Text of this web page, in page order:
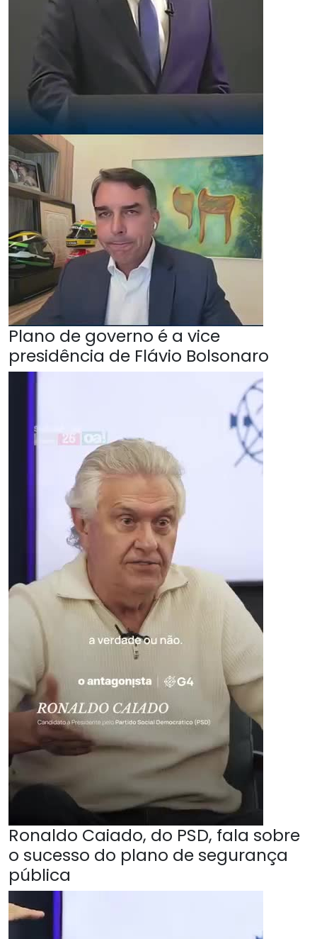
Plano de governo é a vice
presidência de Flávio Bolsonaro
Ronaldo Caiado, do PSD, fala sobre
o sucesso do plano de segurança
pública